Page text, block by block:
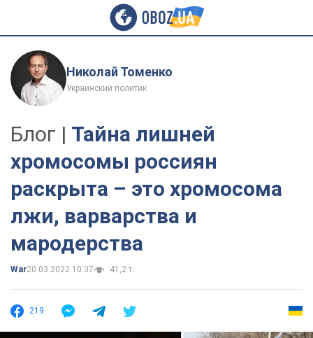
Николай Томенко
Украинский политик
Блог | Тайна лишней
хромосомы россиян
раскрыта – это хромосома
лжи, варварства и
мародерства
War20.03.2022 10:37 41,2 т.
219